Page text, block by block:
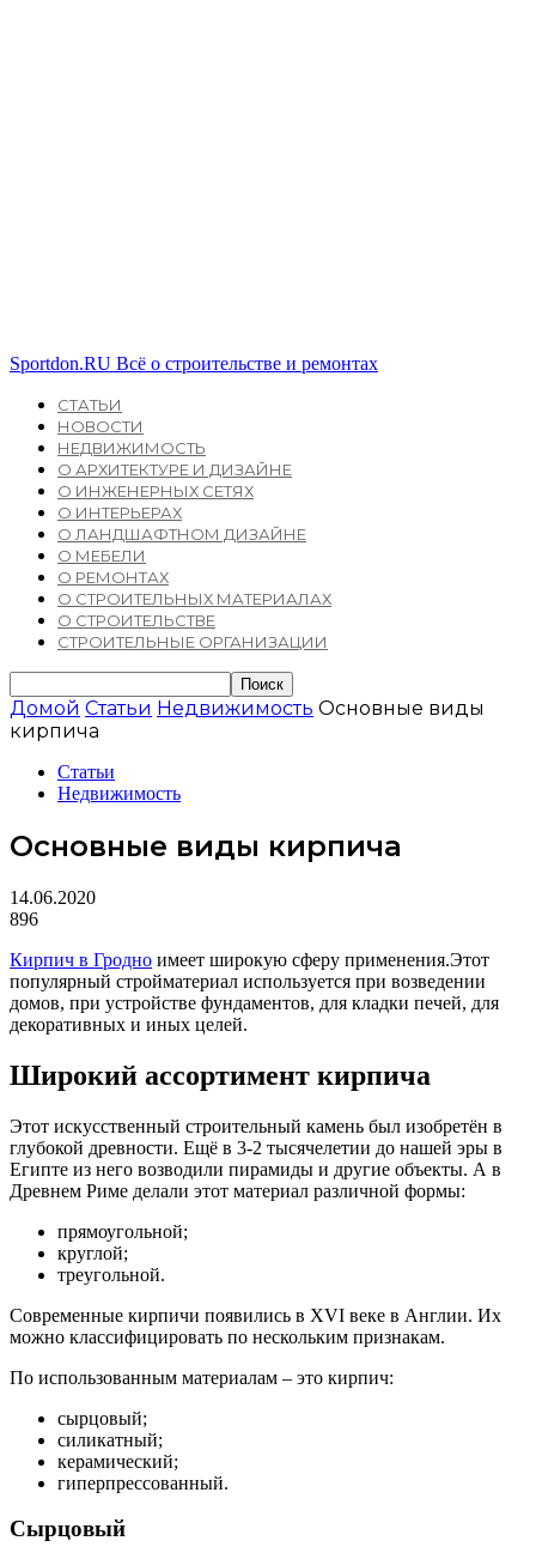
Sportdon.RU Всё о строительстве и ремонтах
СТАТЬИ
НОВОСТИ
НЕДВИЖИМОСТЬ
О АРХИТЕКТУРЕ И ДИЗАЙНЕ
О ИНЖЕНЕРНЫХ СЕТЯХ
О ИНТЕРЬЕРАХ
О ЛАНДШАФТНОМ ДИЗАЙНЕ
О МЕБЕЛИ
О РЕМОНТАХ
О СТРОИТЕЛЬНЫХ МАТЕРИАЛАХ
О СТРОИТЕЛЬСТВЕ
СТРОИТЕЛЬНЫЕ ОРГАНИЗАЦИИ
Домой Статьи Недвижимость Основные виды
кирпича
Статьи
Недвижимость
Основные виды кирпича
14.06.2020
896
Кирпич в Гродно имеет широкую сферу применения.Этот
популярный стройматериал используется при возведении
домов, при устройстве фундаментов, для кладки печей, для
декоративных и иных целей.
Широкий ассортимент кирпича
Этот искусственный строительный камень был изобретён в
глубокой древности. Ещё в 3-2 тысячелетии до нашей эры в
Египте из него возводили пирамиды и другие объекты. А в
Древнем Риме делали этот материал различной формы:
прямоугольной;
круглой;
треугольной.
Современные кирпичи появились в XVI веке в Англии. Их
можно классифицировать по нескольким признакам.
По использованным материалам – это кирпич:
сырцовый;
силикатный;
керамический;
гиперпрессованный.
Сырцовый